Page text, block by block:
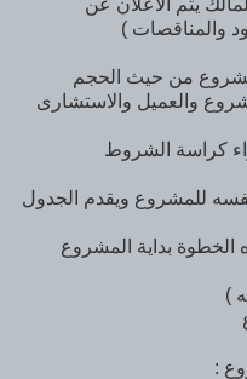
والمناقصات )
من حيث الحجم
والعميل والاستشارى
كراسة الشروط
نفسه للمشروع ويقدم الجدول
الخطوة بداية المشروع
)
: